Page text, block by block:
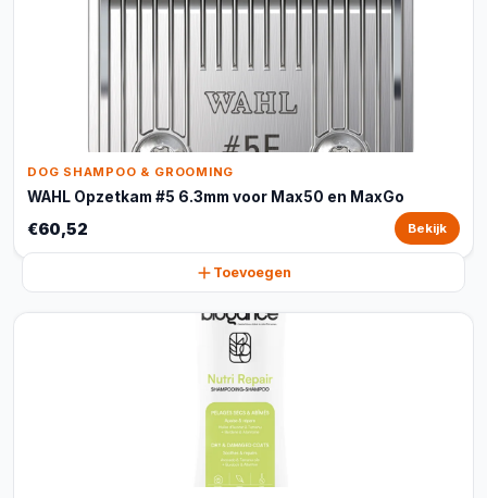
DOG SHAMPOO & GROOMING
WAHL Opzetkam #5 6.3mm voor Max50 en MaxGo
€60,52 Bekijk
Toevoegen